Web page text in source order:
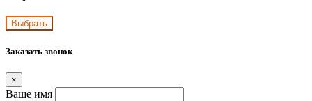
Заказать звонок
×
Ваше имя